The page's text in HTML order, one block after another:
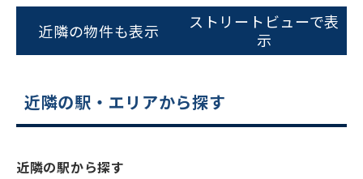
スムーズにご案内できます
0120-620-213
電話でお問い合わせ
近隣の物件も表示
ストリートビューで表
示
近隣の駅・エリアから探す
近隣の駅から探す